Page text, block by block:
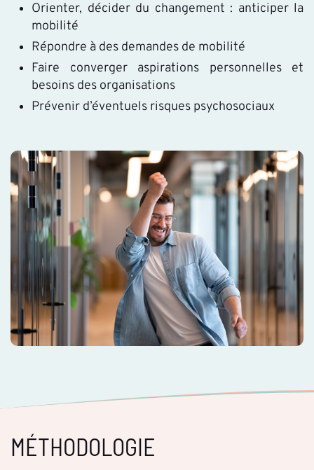
Orienter, décider du changement : anticiper la
mobilité
Répondre à des demandes de mobilité
Faire converger aspirations personnelles et
besoins des organisations
Prévenir d’éventuels risques psychosociaux
MÉTHODOLOGIE